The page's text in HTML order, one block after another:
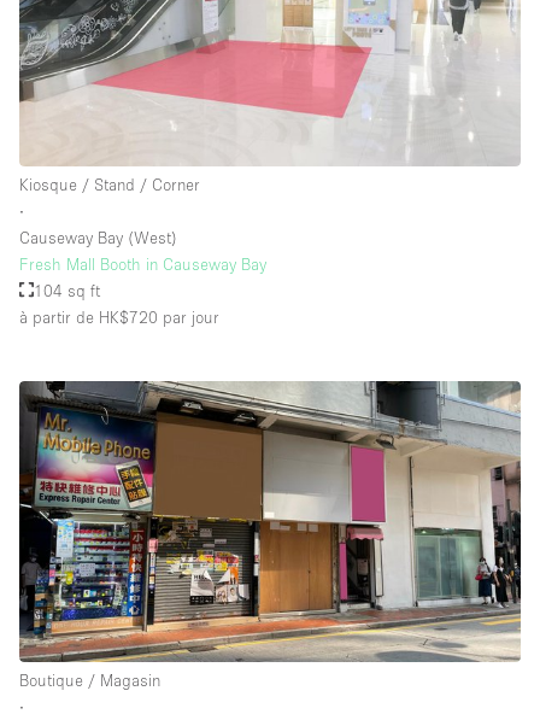
Kiosque / Stand / Corner
∙
Causeway Bay (West)
Fresh Mall Booth in Causeway Bay
104 sq ft
à partir de HK$720 par jour
Boutique / Magasin
∙